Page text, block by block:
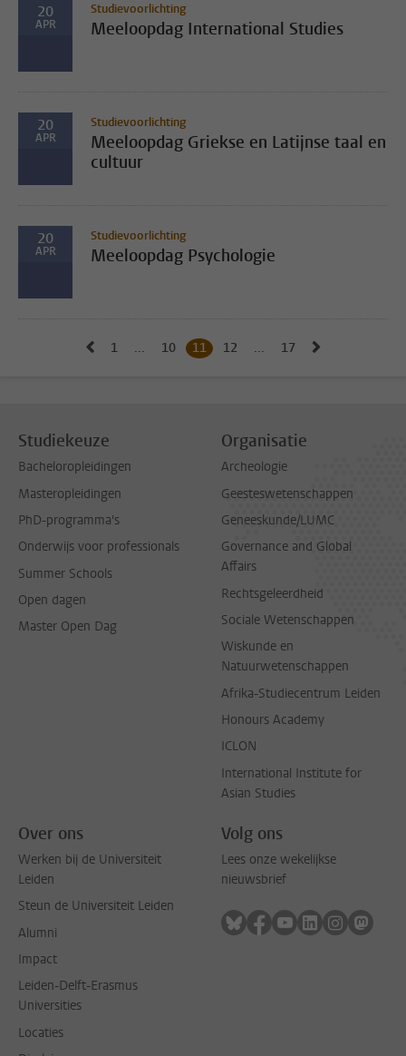
20
APR
Studievoorlichting
Meeloopdag International Studies
20
APR
Studievoorlichting
Meeloopdag Griekse en Latijnse taal en
cultuur
20
APR
Studievoorlichting
Meeloopdag Psychologie
Naar vorige pagina, pagina 10
Naar eerste pagina, pagina
1 ... Naar pagina
10 Huidige pagina, pagina
11 Naar pagina
12 ... Naar laatste pagina,
17
Studiekeuze
Bacheloropleidingen
Masteropleidingen
PhD-programma's
Onderwijs voor professionals
Summer Schools
Open dagen
Master Open Dag
Organisatie
Archeologie
Geesteswetenschappen
Geneeskunde/LUMC
Governance and Global
Affairs
Rechtsgeleerdheid
Sociale Wetenschappen
Wiskunde en
Natuurwetenschappen
Afrika-Studiecentrum Leiden
Honours Academy
ICLON
International Institute for
Asian Studies
Over ons
Werken bij de Universiteit
Leiden
Steun de Universiteit Leiden
Alumni
Impact
Leiden-Delft-Erasmus
Universities
Locaties
Volg ons
Lees onze wekelijkse
nieuwsbrief
Volg ons op bluesky
Volg ons op facebook
Volg ons op
Volg ons op
Volg ons
Volg